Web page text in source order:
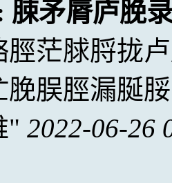
脨矛脣庐脕
脛茫脙脟拢
脕脵脛漏脠
2022-06-26